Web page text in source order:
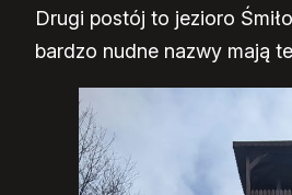
Drugi postój to jezioro
bardzo nudne nazwy mają